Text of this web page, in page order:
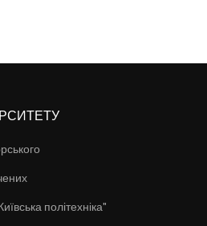
політехніка"